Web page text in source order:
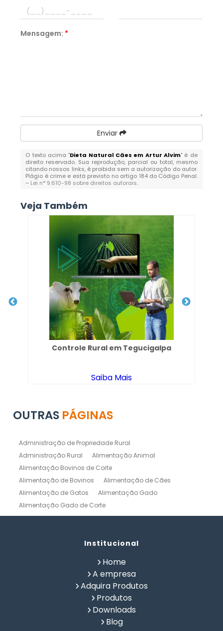
Mensagem: *
Enviar
O texto acima "Dieta Natural Cães em Artur Alvim" é de
direito reservado. Sua reprodução, parcial ou total, mesmo
citando nossos links, é proibida sem a autorização do autor.
Plágio é crime e está previsto no artigo 184 do Código Penal.
– Lei n° 9.610-98 sobre direitos autorais.
Veja Também
Controle Rural em Tegucigalpa
Saiba Mais
OUTRAS PÁGINAS
Administração de Propriedade Rural
Administração Rural
Alimentação Animal
Alimentação Bovinos de Corte
Alimentação de Bovinos
Alimentação de Cães
Alimentação de Gatos
Alimentação Gado
Alimentação Gado de Corte
Alimentação Gado de Leite
Alimentação Natural Cães
Alimentação Natural Pets
Alimentação Pet
Calculo de Ração para Bovinos
Como Fazer Ração para Gado de Corte
Como Fazer Ração para Gado de Leite
Composição Química de Alimentos
Controle de Fazenda
Institucional
Home
A empresa
Adquira Produtos
Produtos
Downloads
Blog